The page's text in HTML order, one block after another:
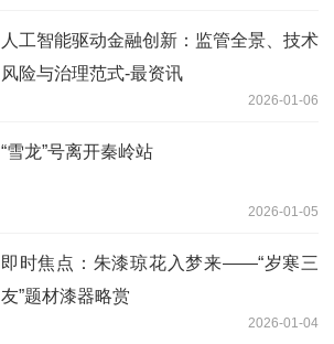
人工智能驱动金融创新：监管全景、技术
风险与治理范式-最资讯
2026-01-06
“雪龙”号离开秦岭站
2026-01-05
即时焦点：朱漆琼花入梦来——“岁寒三
友”题材漆器略赏
2026-01-04